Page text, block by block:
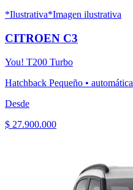
*Ilustrativa*Imagen ilustrativa
CITROEN C3
You! T200 Turbo
Hatchback Pequeño • automática
Desde
$ 27.900.000